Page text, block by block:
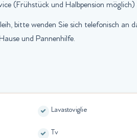
(Frühstück und Halbpension
bitte wenden Sie sich telefonisch
und Pannenhilfe.
Lavastoviglie
Tv